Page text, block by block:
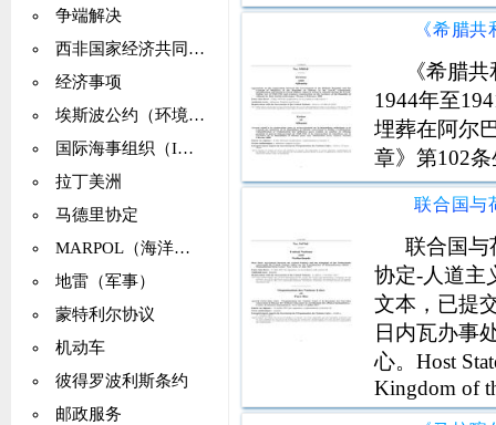
争端解决
西非国家经济共同体（ECOWAS）
经济事项
埃斯波公约（环境影响评估）
国际海事组织（IMCO、IMO）
拉丁美洲
马德里协定
MARPOL（海洋污染）
地雷（军事）
蒙特利尔协议
机动车
彼得罗波利斯条约
邮政服务
《希腊
1944年至
埋葬在阿尔
章》第102
联合国与
协定-人道主
文本，已提
日内瓦办事
心。Host
Kingdom of
for the